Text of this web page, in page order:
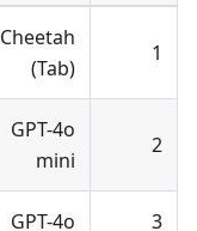
1
Cheetah
(Tab)
2
GPT-4o
mini
3
GPT-4o